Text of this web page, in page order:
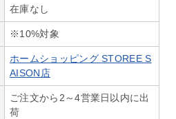
在庫なし
※10%対象
ホームショッピング STOREE S
AISON店
ご注文から2～4営業日以内に出
荷